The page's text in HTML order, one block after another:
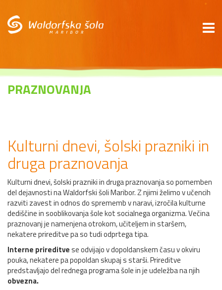
*
PRAZNOVANJA
Kulturni dnevi, šolski prazniki in
druga praznovanja
Kulturni dnevi, šolski prazniki in druga praznovanja so pomemben
del dejavnosti na Waldorfski šoli Maribor. Z njimi želimo v učencih
razviti zavest in odnos do sprememb v naravi, izročila kulturne
dediščine in sooblikovanja šole kot socialnega organizma. Večina
praznovanj je namenjena otrokom, učiteljem in staršem,
nekatere prireditve pa so tudi odprtega tipa.
Interne prireditvese odvijajo v dopoldanskem času v okviru
pouka, nekatere pa popoldan skupaj s starši. Prireditve
predstavljajo del rednega programa šole in je udeležba na njih
obvezna.